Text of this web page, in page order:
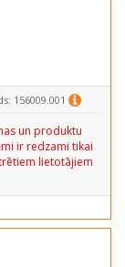
156009.001
un produktu
ir redzami tikai
lietotājiem